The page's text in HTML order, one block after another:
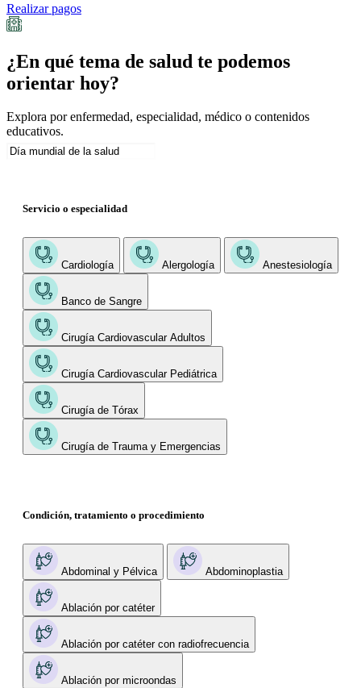
Realizar pagos
¿En qué tema de salud te podemos
orientar hoy?
Explora por enfermedad, especialidad, médico o contenidos
educativos.
Servicio o especialidad
Cardiología Alergología Anestesiología
Banco de Sangre
Cirugía Cardiovascular Adultos
Cirugía Cardiovascular Pediátrica
Cirugía de Tórax
Cirugía de Trauma y Emergencias
Condición, tratamiento o procedimiento
Abdominal y Pélvica Abdominoplastia
Ablación por catéter
Ablación por catéter con radiofrecuencia
Ablación por microondas